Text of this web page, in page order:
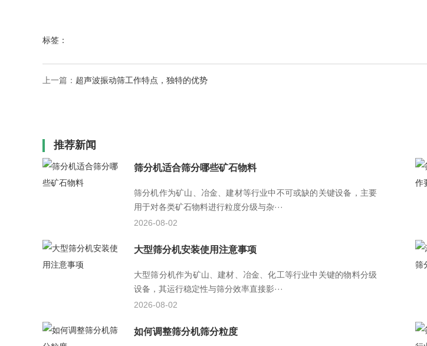
标签：
上一篇： 超声波振动筛工作特点，独特的优势
推荐新闻
筛分机适合筛分哪些矿石物料
筛分机作为矿山、冶金、建材等行业中不可或缺的关键设备，主要
用于对各类矿石物料进行粒度分级与杂···
2026-08-02
大型筛分机安装使用注意事项
大型筛分机作为矿山、建材、冶金、化工等行业中关键的物料分级
设备，其运行稳定性与筛分效率直接影···
2026-08-02
如何调整筛分机筛分粒度